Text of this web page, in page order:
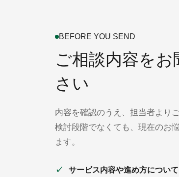
BEFORE YOU SEND
ご相談内容を
さい
内容を確認のうえ、担当者より
検討段階でなくても、現在のお
ます。
サービス内容や進め方について